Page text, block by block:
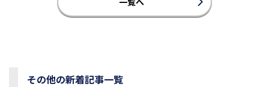
その他の新着記事一覧